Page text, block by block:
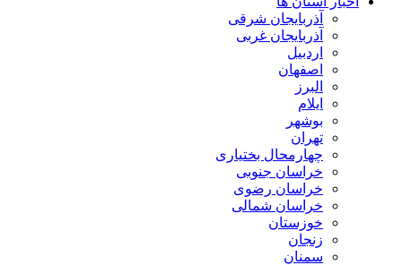
آذربایجان شرقی
آذربایجان غربی
اردبیل
اصفهان
البرز
ایلام
بوشهر
تهران
چهارمحال بختیاری
خراسان جنوبی
خراسان رضوی
خراسان شمالی
خوزستان
زنجان
سمنان